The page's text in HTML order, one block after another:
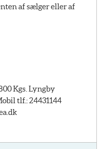
af sælger eller af
Kgs. Lyngby
tlf.: 24431144